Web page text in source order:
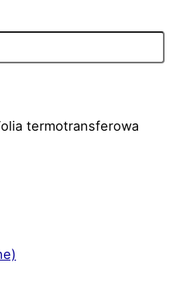
termotransferowa